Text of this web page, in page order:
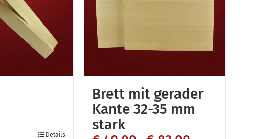
Details
Brett mit gerader
Kante 32-35 mm
stark